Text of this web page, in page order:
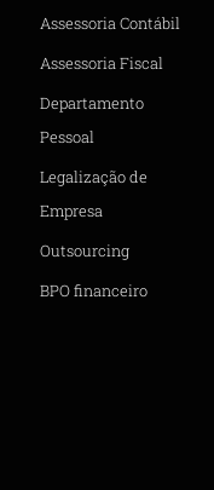
Assessoria Contábil
Assessoria Fiscal
Departamento
Pessoal
Legalização de
Empresa
Outsourcing
BPO financeiro